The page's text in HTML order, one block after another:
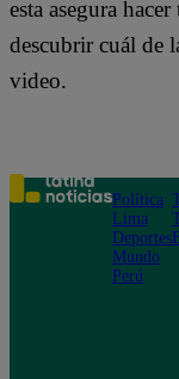
esta asegura
descubrir cuál de
video.
Política
Lima
Deportes
Mundo
Perú